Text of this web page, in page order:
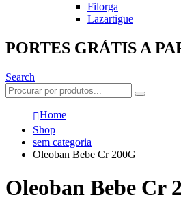
Filorga
Lazartigue
PORTES GRÁTIS A
Search
Home
Shop
sem categoria
Oleoban Bebe Cr 200G
Oleoban Bebe Cr